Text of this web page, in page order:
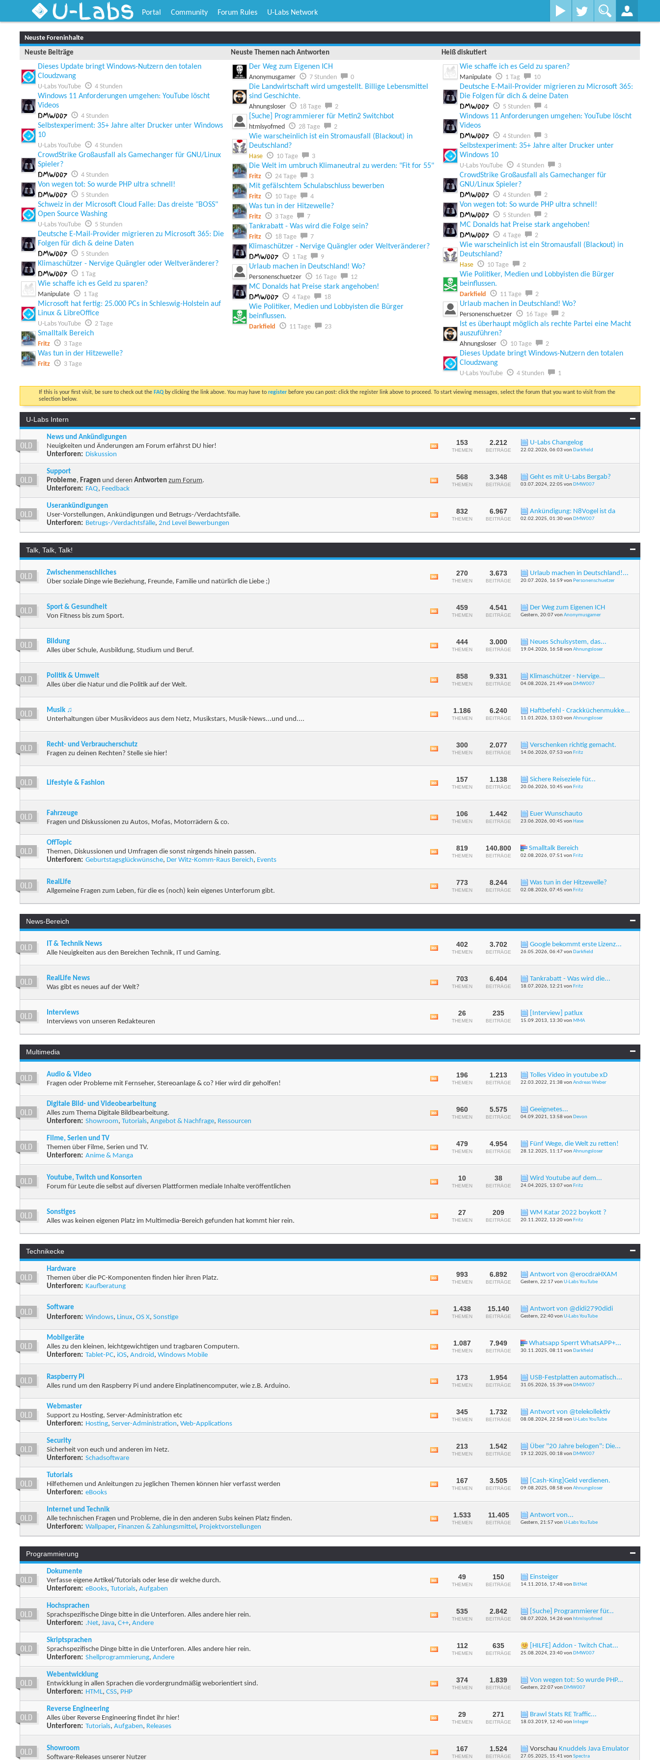
U-Labs Portal Community Forum Rules U-Labs Network
Neuste Foreninhalte
Neuste Beiträge
Dieses Update bringt Windows-Nutzern den totalen
Cloudzwang
U-Labs YouTube 4 Stunden
Windows 11 Anforderungen umgehen: YouTube löscht
Videos
DMW007 4 Stunden
Selbstexperiment: 35+ Jahre alter Drucker unter Windows
10
U-Labs YouTube 4 Stunden
CrowdStrike Großausfall als Gamechanger für GNU/Linux
Spieler?
DMW007 4 Stunden
Von wegen tot: So wurde PHP ultra schnell!
DMW007 5 Stunden
Schweiz in der Microsoft Cloud Falle: Das dreiste "BOSS"
Open Source Washing
U-Labs YouTube 5 Stunden
Deutsche E-Mail-Provider migrieren zu Microsoft 365: Die
Folgen für dich & deine Daten
DMW007 5 Stunden
Klimaschützer - Nervige Quängler oder Weltveränderer?
DMW007 1 Tag
Wie schaffe ich es Geld zu sparen?
Manipulate 1 Tag
Microsoft hat fertig: 25.000 PCs in Schleswig-Holstein auf
Linux & LibreOffice
U-Labs YouTube 2 Tage
Smalltalk Bereich
Fritz 3 Tage
Was tun in der Hitzewelle?
Fritz 3 Tage
Neuste Themen nach Antworten
Der Weg zum Eigenen ICH
Anonymusgamer 7 Stunden 0
Die Landwirtschaft wird umgestellt. Billige Lebensmittel
sind Geschichte.
Ahnungsloser 18 Tage 2
[Suche] Programmierer für Metin2 Switchbot
htmlsyofmed 28 Tage 2
Wie warscheinlich ist ein Stromausfall (Blackout) in
Deutschland?
Hase 10 Tage 3
Die Welt im umbruch Klimaneutral zu werden: "Fit for 55"
Fritz 24 Tage 3
Mit gefälschtem Schulabschluss bewerben
Fritz 10 Tage 4
Was tun in der Hitzewelle?
Fritz 3 Tage 7
Tankrabatt - Was wird die Folge sein?
Fritz 18 Tage 7
Klimaschützer - Nervige Quängler oder Weltveränderer?
DMW007 1 Tag 9
Urlaub machen in Deutschland! Wo?
Personenschuetzer 16 Tage 12
MC Donalds hat Preise stark angehoben!
DMW007 4 Tage 18
Wie Politiker, Medien und Lobbyisten die Bürger
beinflussen.
Darkfield 11 Tage 23
Heiß diskutiert
Wie schaffe ich es Geld zu sparen?
Manipulate 1 Tag 10
Deutsche E-Mail-Provider migrieren zu Microsoft 365:
Die Folgen für dich & deine Daten
DMW007 5 Stunden 4
Windows 11 Anforderungen umgehen: YouTube löscht
Videos
DMW007 4 Stunden 3
Selbstexperiment: 35+ Jahre alter Drucker unter
Windows 10
U-Labs YouTube 4 Stunden 3
CrowdStrike Großausfall als Gamechanger für
GNU/Linux Spieler?
DMW007 4 Stunden 2
Von wegen tot: So wurde PHP ultra schnell!
DMW007 5 Stunden 2
MC Donalds hat Preise stark angehoben!
DMW007 4 Tage 2
Wie warscheinlich ist ein Stromausfall (Blackout) in
Deutschland?
Hase 10 Tage 2
Wie Politiker, Medien und Lobbyisten die Bürger
beinflussen.
Darkfield 11 Tage 2
Urlaub machen in Deutschland! Wo?
Personenschuetzer 16 Tage 2
Ist es überhaupt möglich als rechte Partei eine Macht
auszuführen?
Ahnungsloser 10 Tage 2
Dieses Update bringt Windows-Nutzern den totalen
Cloudzwang
U-Labs YouTube 4 Stunden 1
If this is your first visit, be sure to check out the FAQ by clicking the link above. You may have toregister before you can post: click the register link above to proceed. To start viewing messages, select the forum that you want to visit from the
selection below.
U-Labs Intern
News und Ankündigungen
Neuigkeiten und Änderungen am Forum erfährst DU hier!
Unterforen: Diskussion
RSS-
dieses
anzeigen
153
THEMEN
2.212
BEITRÄGE
U-Labs Changelog
22.02.2026,06:03 von Darkfield
Support
Probleme,Fragen und derenAntworten zum Forum.
Unterforen: FAQ, Feedback
RSS-
dieses
anzeigen
568
THEMEN
3.348
BEITRÄGE
Geht es mit U-Labs Bergab?
03.07.2024,22:05 von DMW007
Userankündigungen
User-Vorstellungen, Ankündigungen und Betrugs-/Verdachtsfälle.
Unterforen: Betrugs-/Verdachtsfälle, 2nd Level Bewerbungen
RSS-
dieses
832
THEMEN
6.967
BEITRÄGE
Ankündigung: N8Vogel ist da
02.02.2025,01:30von DMW007
Talk, Talk, Talk!
Zwischenmenschliches
Über soziale Dinge wie Beziehung, Freunde, Familie und natürlich die Liebe ;)
RSS-
dieses
anzeigen
270
THEMEN
3.673
BEITRÄGE
Urlaub machen in Deutschland!...
20.07.2026, 16:59von Personenschuetzer
Sport & Gesundheit
Von Fitness bis zum Sport.
RSS-
dieses
anzeigen
459
THEMEN
4.541
BEITRÄGE
Der Weg zum Eigenen ICH
Gestern,20:07vonAnonymusgamer
Bildung
Alles über Schule, Ausbildung, Studium und Beruf.
RSS-
dieses
anzeigen
444
THEMEN
3.000
BEITRÄGE
Neues Schulsystem, das...
19.04.2026, 16:58 vonAhnungsloser
Politik & Umwelt
Alles über die Natur und die Politik auf der Welt.
RSS-
dieses
anzeigen
858
THEMEN
9.331
BEITRÄGE
Klimaschützer - Nervige...
04.08.2026,21:49von DMW007
Musik ♫
Unterhaltungen über Musikvideos aus dem Netz, Musikstars, Musik-News...und und....
RSS-
dieses
anzeigen
1.186
THEMEN
6.240
BEITRÄGE
Haftbefehl - Crackküchenmukke...
11.01.2026, 13:03 vonAhnungsloser
Recht- und Verbraucherschutz
Fragen zu deinen Rechten? Stelle sie hier!
RSS-
dieses
anzeigen
300
THEMEN
2.077
BEITRÄGE
Verschenken richtig gemacht.
14.06.2026,07:53 von Fritz
Lifestyle & Fashion
RSS-
dieses
anzeigen
157
THEMEN
1.138
BEITRÄGE
Sichere Reiseziele für...
20.06.2026, 10:45 von Fritz
Fahrzeuge
Fragen und Diskussionen zu Autos, Mofas, Motorrädern & co.
RSS-
dieses
anzeigen
106
THEMEN
1.442
BEITRÄGE
Euer Wunschauto
23.06.2026,00:45 von Hase
OffTopic
Themen, Diskussionen und Umfragen die sonst nirgends hinein passen.
Unterforen: Geburtstagsglückwünsche, Der Witz-Komm-Raus Bereich, Events
RSS-
dieses
anzeigen
819
THEMEN
140.800
BEITRÄGE
Smalltalk Bereich
02.08.2026,07:51 von Fritz
RealLife
Allgemeine Fragen zum Leben, für die es (noch) kein eigenes Unterforum gibt.
RSS-
dieses
773
THEMEN
8.244
BEITRÄGE
Was tun in der Hitzewelle?
02.08.2026,07:45 von Fritz
News-Bereich
IT & Technik News
Alle Neuigkeiten aus den Bereichen Technik, IT und Gaming.
RSS-
dieses
anzeigen
402
THEMEN
3.702
BEITRÄGE
Google bekommt erste Lizenz...
26.05.2026,06:47von Darkfield
RealLife News
Was gibt es neues auf der Welt?
RSS-
dieses
anzeigen
703
THEMEN
6.404
BEITRÄGE
Tankrabatt - Was wird die...
18.07.2026, 12:21 von Fritz
Interviews
Interviews von unseren Redakteuren
RSS-
dieses
26
THEMEN
235
BEITRÄGE
[Interview] patlux
15.09.2013, 13:30von MMA
Multimedia
Audio & Video
Fragen oder Probleme mit Fernseher, Stereoanlage & co? Hier wird dir geholfen!
RSS-
dieses
anzeigen
196
THEMEN
1.213
BEITRÄGE
Tolles Video in youtube xD
22.03.2022,21:38 vonAndreas Weber
Digitale Bild- und Videobearbeitung
Alles zum Thema Digitale Bildbearbeitung.
Unterforen: Showroom, Tutorials, Angebot & Nachfrage, Ressourcen
RSS-
dieses
anzeigen
960
THEMEN
5.575
BEITRÄGE
Geeignetes...
04.09.2021, 13:58 von Devon
Filme, Serien und TV
Themen über Filme, Serien und TV.
Unterforen: Anime & Manga
RSS-
dieses
anzeigen
479
THEMEN
4.954
BEITRÄGE
Fünf Wege, die Welt zu retten!
28.12.2025, 11:17vonAhnungsloser
Youtube, Twitch und Konsorten
Forum für Leute die selbst auf diversen Plattformen mediale Inhalte veröffentlichen
RSS-
dieses
anzeigen
10
THEMEN
38
BEITRÄGE
Wird Youtube auf dem...
24.04.2025, 13:07von Fritz
Sonstiges
Alles was keinen eigenen Platz im Multimedia-Bereich gefunden hat kommt hier rein.
RSS-
dieses
27
THEMEN
209
BEITRÄGE
WM Katar 2022 boykott ?
20.11.2022, 13:20von Fritz
Technikecke
Hardware
Themen über die PC-Komponenten finden hier ihren Platz.
Unterforen: Kaufberatung
RSS-
dieses
anzeigen
993
THEMEN
6.892
BEITRÄGE
Antwort von @erocdraHXAM
Gestern,22:17vonU-Labs YouTube
Software
Unterforen: Windows, Linux, OS X, Sonstige
RSS-
dieses
anzeigen
1.438
THEMEN
15.140
BEITRÄGE
Antwort von @didi2790didi
Gestern,22:40vonU-Labs YouTube
Mobilgeräte
Alles zu den kleinen, leichtgewichtigen und tragbaren Computern.
Unterforen: Tablet-PC, iOS, Android, Windows Mobile
RSS-
dieses
anzeigen
1.087
THEMEN
7.949
BEITRÄGE
Whatsapp Sperrt WhatsAPP+...
30.11.2025,08:11 von Darkfield
Raspberry Pi
Alles rund um den Raspberry Pi und andere Einplatinencomputer, wie z.B. Arduino.
RSS-
dieses
anzeigen
173
THEMEN
1.954
BEITRÄGE
USB-Festplatten automatisch...
31.05.2026, 15:39von DMW007
Webmaster
Support zu Hosting, Server-Administration etc
Unterforen: Hosting, Server-Administration, Web-Applications
RSS-
dieses
anzeigen
345
THEMEN
1.732
BEITRÄGE
Antwort von @telekollektiv
08.08.2024,22:58 vonU-Labs YouTube
Security
Sicherheit von euch und anderen im Netz.
Unterforen: Schadsoftware
RSS-
dieses
anzeigen
213
THEMEN
1.542
BEITRÄGE
Über "20 Jahre belogen": Die...
19.12.2025,00:18 von DMW007
Tutorials
Hilfethemen und Anleitungen zu jeglichen Themen können hier verfasst werden
Unterforen: eBooks
RSS-
dieses
anzeigen
167
THEMEN
3.505
BEITRÄGE
[Cash-King]Geld verdienen.
09.08.2025,08:58 vonAhnungsloser
Internet und Technik
Alle technischen Fragen und Probleme, die in den anderen Subs keinen Platz finden.
Unterforen: Wallpaper, Finanzen & Zahlungsmittel, Projektvorstellungen
RSS-
dieses
1.533
THEMEN
11.405
BEITRÄGE
Antwort von...
Gestern,21:57vonU-Labs YouTube
Programmierung
Dokumente
Verfasse eigene Artikel/Tutorials oder lese dir welche durch.
Unterforen: eBooks, Tutorials, Aufgaben
RSS-
dieses
anzeigen
49
THEMEN
150
BEITRÄGE
Einsteiger
14.11.2016, 17:48 von BitNet
Hochsprachen
Sprachspezifische Dinge bitte in die Unterforen. Alles andere hier rein.
Unterforen: .Net, Java, C++, Andere
RSS-
dieses
anzeigen
535
THEMEN
2.842
BEITRÄGE
[Suche] Programmierer für...
08.07.2026, 14:26von htmlsyofmed
Skriptsprachen
Sprachspezifische Dinge bitte in die Unterforen. Alles andere hier rein.
Unterforen: Shellprogrammierung, Andere
RSS-
dieses
anzeigen
112
THEMEN
635
BEITRÄGE
[HILFE] Addon - Twitch Chat...
25.08.2024,23:40von DMW007
Webentwicklung
Entwicklung in allen Sprachen die vordergrundmäßig weborientiert sind.
Unterforen: HTML, CSS, PHP
RSS-
dieses
anzeigen
374
THEMEN
1.839
BEITRÄGE
Von wegen tot: So wurde PHP...
Gestern,22:07von DMW007
Reverse Engineering
Alles über Reverse Engineering findet ihr hier!
Unterforen: Tutorials, Aufgaben, Releases
RSS-
dieses
anzeigen
29
THEMEN
271
BEITRÄGE
Brawl Stats RE Traffic...
18.03.2019, 12:40von Integer
Showroom
Software-Releases unserer Nutzer
RSS-
167
THEMEN
1.524
BEITRÄGE
Vorschau Knuddels Java Emulator
27.05.2025, 15:41 vonSpectra